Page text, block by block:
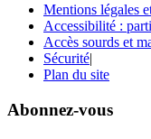
Mentions légales
Accessibilité :
Accès sourds et
Sécurité|
Plan du site
Abonnez-vous